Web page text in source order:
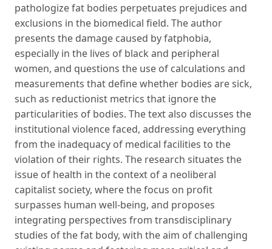
pathologize fat bodies perpetuates prejudices and
exclusions in the biomedical field. The author
presents the damage caused by fatphobia,
especially in the lives of black and peripheral
women, and questions the use of calculations and
measurements that define whether bodies are sick,
such as reductionist metrics that ignore the
particularities of bodies. The text also discusses the
institutional violence faced, addressing everything
from the inadequacy of medical facilities to the
violation of their rights. The research situates the
issue of health in the context of a neoliberal
capitalist society, where the focus on profit
surpasses human well-being, and proposes
integrating perspectives from transdisciplinary
studies of the fat body, with the aim of challenging